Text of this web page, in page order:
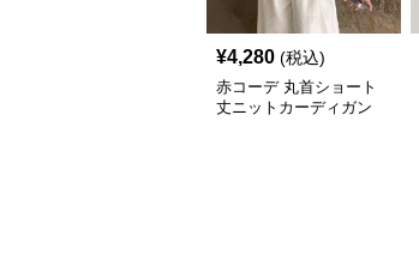
¥4,280 (税込)
赤コーデ 丸首ショート
丈ニットカーディガン